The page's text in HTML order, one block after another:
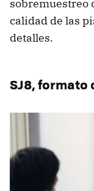
sobremuestreo
calidad de las
detalles.
SJ8,